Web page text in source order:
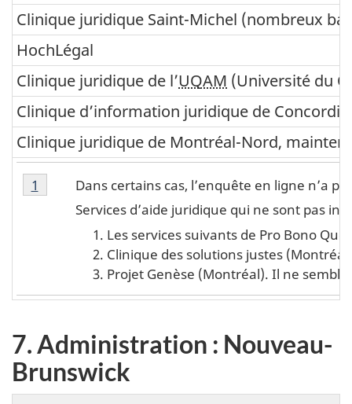
Clinique juridique Saint-Michel (nombreux
HochLégal
Clinique juridique de l’UQAM (Université du
Clinique d’information juridique de Concordia
Clinique juridique de Montréal-Nord,
Note de bas de page du 6. Administration : Québec
Note de bas de page 1 du 6. Administration :
Dans certains cas, l’enquête en ligne n’a
Services d’aide juridique qui ne sont pas
Les services suivants de Pro Bono
Clinique des solutions justes
Projet Genèse (Montréal). Il ne
Retour à la référence de la note
1 du 6. Administration : Québec
7. Administration : Nouveau-
Brunswick